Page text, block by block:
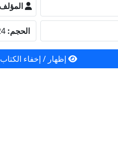
الحجم:
إظهار / إخفاء الكتاب